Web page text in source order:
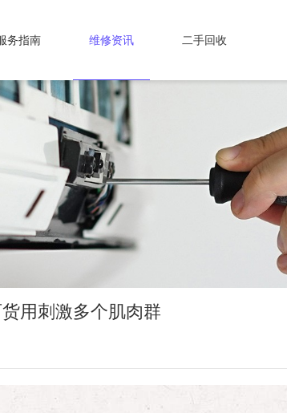
务指南 维修资讯 二手回收
用刺激多个肌肉群